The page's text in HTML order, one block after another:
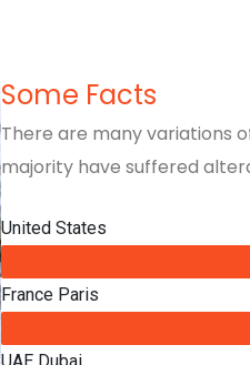
Some Facts
There are many variations
majority have suffered
United States
France Paris